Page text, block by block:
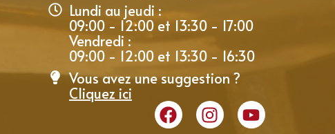
Lundi au jeudi :
09:00 - 12:00 et 13:30 - 17:00
Vendredi :
09:00 - 12:00 et 13:30 - 16:30
Vous avez une suggestion ?
Cliquez ici